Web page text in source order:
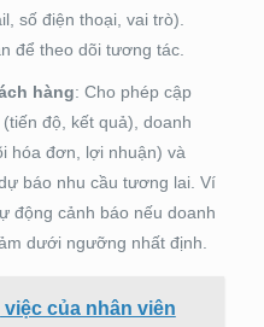
số điện thoại, vai trò).
để theo dõi tương tác.
hàng: Cho phép cập
độ, kết quả), doanh
hóa đơn, lợi nhuận) và
báo nhu cầu tương lai. Ví
động cảnh báo nếu doanh
dưới ngưỡng nhất định.
của nhân viên